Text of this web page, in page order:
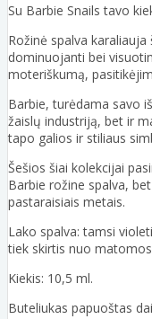
Su Barbie Snails tavo
Rožinė spalva
dominuojanti bei
moteriškumą,
Barbie, turėdama savo
žaislų industriją, bet ir
tapo galios ir stiliaus
Šešios šiai kolekcijai
Barbie rožine spalva,
pastaraisiais metais.
Lako spalva: tamsi
tiek skirtis nuo
Kiekis: 10,5 ml.
Buteliukas papuoštas